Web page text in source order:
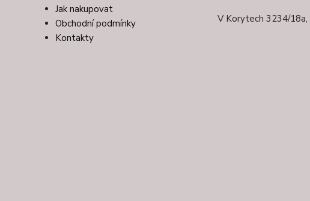
Jak nakupovat
Obchodní podmínky
Kontakty
V Korytech 3234/18a,